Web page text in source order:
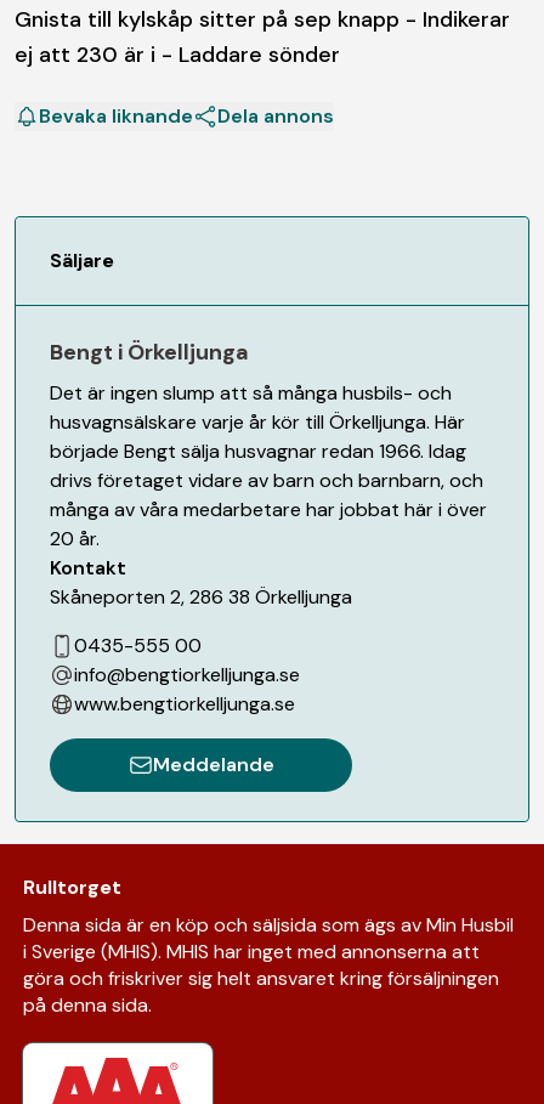
Gnista till kylskåp sitter på sep knapp - Indikerar
ej att 230 är i - Laddare sönder
Bevaka liknande Dela annons
Säljare
Bengt i Örkelljunga
Det är ingen slump att så många husbils- och
husvagnsälskare varje år kör till Örkelljunga. Här
började Bengt sälja husvagnar redan 1966. Idag
drivs företaget vidare av barn och barnbarn, och
många av våra medarbetare har jobbat här i över
20 år.
Kontakt
Skåneporten 2,286 38 Örkelljunga
0435-555 00
info@bengtiorkelljunga.se
www.bengtiorkelljunga.se
Meddelande
Rulltorget
Denna sida är en köp och säljsida som ägs av Min Husbil
i Sverige (MHIS). MHIS har inget med annonserna att
göra och friskriver sig helt ansvaret kring försäljningen
på denna sida.